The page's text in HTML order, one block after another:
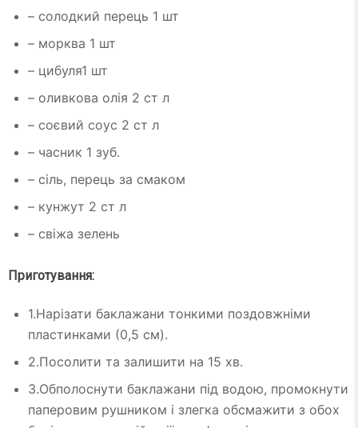
– солодкий перець 1 шт
– морква 1 шт
– цибуля1 шт
– оливкова олія 2 ст л
– соєвий соус 2 ст л
– часник 1 зуб.
– сіль, перець за смаком
– кунжут 2 ст л
– свіжа зелень
Приготування:
1.Нарізати баклажани тонкими поздовжніми
пластинками (0,5 см).
2.Посолити та залишити на 15 хв.
3.Обполоснути баклажани під водою, промокнути
паперовим рушником і злегка обсмажити з обох